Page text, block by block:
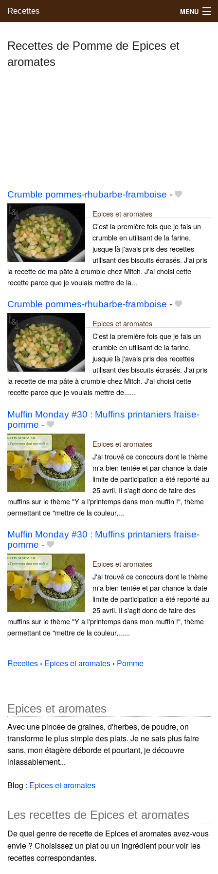
Recettes MENU
Mes blogs préférés
Recettes de Pomme de Epices et
aromates
Crumble pommes-rhubarbe-framboise -
Epices et aromates
C'est la première fois que je fais un
crumble en utilisant de la farine,
jusque là j'avais pris des recettes
utilisant des biscuits écrasés. J'ai pris
la recette de ma pâte à crumble chez Mitch. J'ai choisi cette
recette parce que je voulais mettre de la...
Crumble pommes-rhubarbe-framboise -
Epices et aromates
C'est la première fois que je fais un
crumble en utilisant de la farine,
jusque là j'avais pris des recettes
utilisant des biscuits écrasés. J'ai pris
la recette de ma pâte à crumble chez Mitch. J'ai choisi cette
recette parce que je voulais mettre de......
Muffin Monday #30 : Muffins printaniers fraise-
pomme -
Epices et aromates
J'ai trouvé ce concours dont le thème
m'a bien tentée et par chance la date
limite de participation a été reporté au
25 avril. Il s'agit donc de faire des
muffins sur le thème "Y a l'printemps dans mon muffin !", thème
permettant de "mettre de la couleur,...
Muffin Monday #30 : Muffins printaniers fraise-
pomme -
Epices et aromates
J'ai trouvé ce concours dont le thème
m'a bien tentée et par chance la date
limite de participation a été reporté au
25 avril. Il s'agit donc de faire des
muffins sur le thème "Y a l'printemps dans mon muffin !", thème
permettant de "mettre de la couleur,......
Recettes › Epices et aromates › Pomme
Epices et aromates
Avec une pincée de graines, d'herbes, de poudre, on
transforme le plus simple des plats. Je ne sais plus faire
sans, mon étagère déborde et pourtant, je découvre
inlassablement...
Blog : Epices et aromates
Les recettes de Epices et aromates
De quel genre de recette de Epices et aromates avez-vous
envie ? Choisissez un plat ou un ingrédient pour voir les
recettes correspondantes.